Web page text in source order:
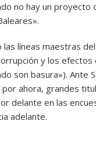
no hay un proyecto
las líneas maestras
y los
son basura»). Ante
por ahora, grandes
delante en las
adelante.